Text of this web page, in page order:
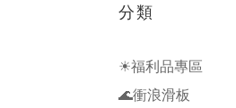
分類
☀福利品專區
🌊衝浪滑板